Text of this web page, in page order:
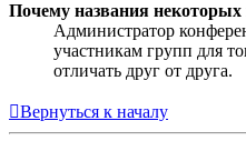
Почему названия
Администратор
участникам групп для
отличать друг от друга.
Вернуться к началу